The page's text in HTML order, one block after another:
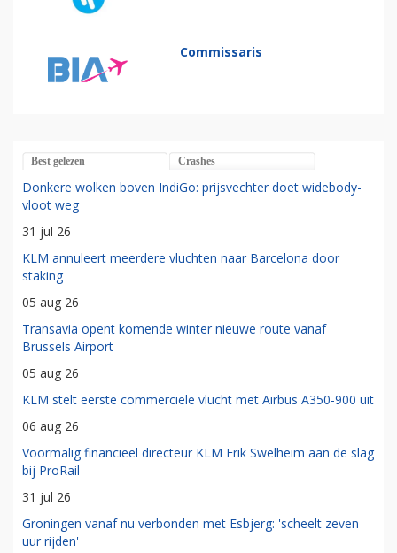
Commissaris
Best gelezen Crashes
Donkere wolken boven IndiGo: prijsvechter doet widebody-
vloot weg
31 jul 26
KLM annuleert meerdere vluchten naar Barcelona door
staking
05 aug 26
Transavia opent komende winter nieuwe route vanaf
Brussels Airport
05 aug 26
KLM stelt eerste commerciële vlucht met Airbus A350-900 uit
06 aug 26
Voormalig financieel directeur KLM Erik Swelheim aan de slag
bij ProRail
31 jul 26
Groningen vanaf nu verbonden met Esbjerg: 'scheelt zeven
uur rijden'